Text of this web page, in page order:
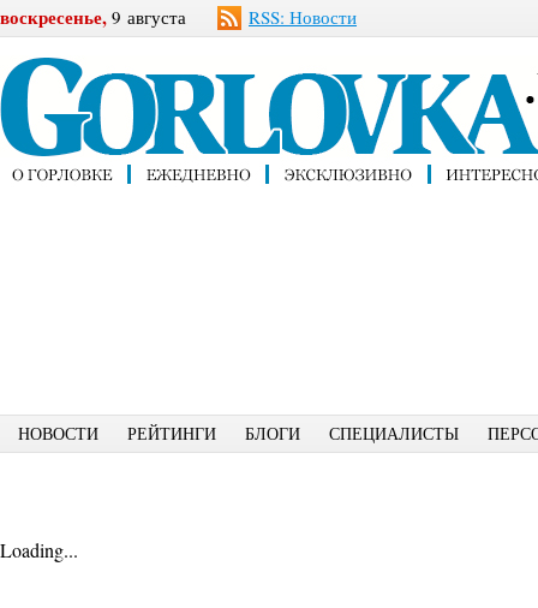
воскресенье, 9 августа RSS: Новости
НОВОСТИ РЕЙТИНГИ БЛОГИ СПЕЦИАЛИСТЫ
Loading...